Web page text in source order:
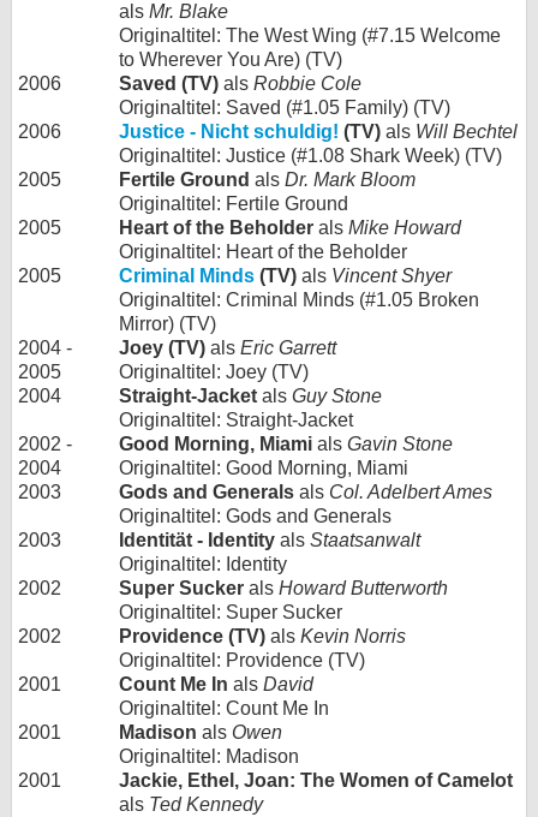
als Mr. Blake
Originaltitel: The West Wing (#7.15 Welcome
to Wherever You Are) (TV)
2006
Saved (TV) als Robbie Cole
Originaltitel: Saved (#1.05 Family) (TV)
2006
Justice - Nicht schuldig! (TV) als Will Bechtel
Originaltitel: Justice (#1.08 Shark Week) (TV)
2005
Fertile Ground als Dr. Mark Bloom
Originaltitel: Fertile Ground
2005
Heart of the Beholder als Mike Howard
Originaltitel: Heart of the Beholder
2005
Criminal Minds (TV) als Vincent Shyer
Originaltitel: Criminal Minds (#1.05 Broken
Mirror) (TV)
2004 -
2005
Joey (TV) als Eric Garrett
Originaltitel: Joey (TV)
2004
Straight-Jacket als Guy Stone
Originaltitel: Straight-Jacket
2002 -
2004
Good Morning, Miami als Gavin Stone
Originaltitel: Good Morning, Miami
2003
Gods and Generals als Col. Adelbert Ames
Originaltitel: Gods and Generals
2003
Identität - Identity als Staatsanwalt
Originaltitel: Identity
2002
Super Sucker als Howard Butterworth
Originaltitel: Super Sucker
2002
Providence (TV) als Kevin Norris
Originaltitel: Providence (TV)
2001
Count Me In als David
Originaltitel: Count Me In
2001
Madison als Owen
Originaltitel: Madison
2001
Jackie, Ethel, Joan: The Women of Camelot
als Ted Kennedy